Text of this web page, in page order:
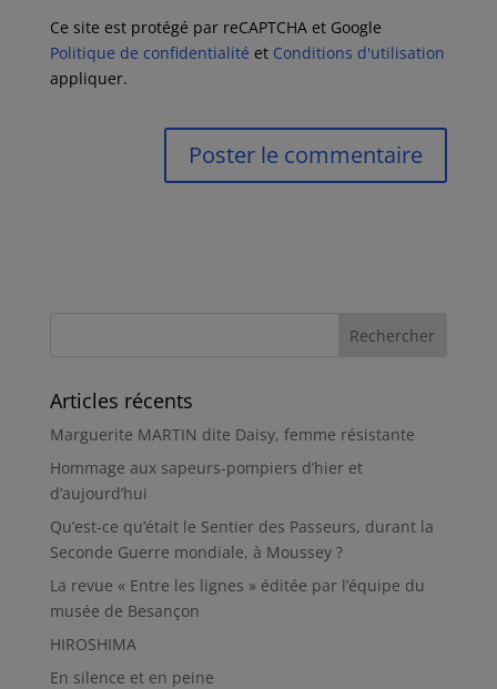
Ce site est protégé par reCAPTCHA et Google
Politique de confidentialité et Conditions d'utilisation
appliquer.
Articles récents
Marguerite MARTIN dite Daisy, femme résistante
Hommage aux sapeurs-pompiers d’hier et
d’aujourd’hui
Qu’est-ce qu’était le Sentier des Passeurs, durant la
Seconde Guerre mondiale, à Moussey ?
La revue « Entre les lignes » éditée par l’équipe du
musée de Besançon
HIROSHIMA
En silence et en peine